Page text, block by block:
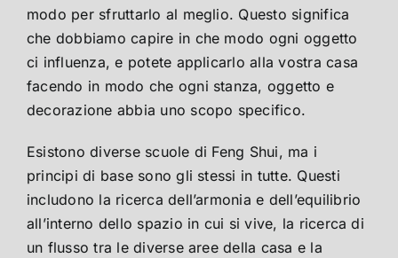
modo per sfruttarlo al meglio. Questo significa
che dobbiamo capire in che modo ogni oggetto
ci influenza, e potete applicarlo alla vostra casa
facendo in modo che ogni stanza, oggetto e
decorazione abbia uno scopo specifico.
Esistono diverse scuole di Feng Shui, ma i
principi di base sono gli stessi in tutte. Questi
includono la ricerca dell’armonia e dell’equilibrio
all’interno dello spazio in cui si vive, la ricerca di
un flusso tra le diverse aree della casa e la